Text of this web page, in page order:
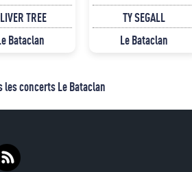
TREE
Bataclan
TY SEGALL
Le Bataclan
les concerts Le Bataclan